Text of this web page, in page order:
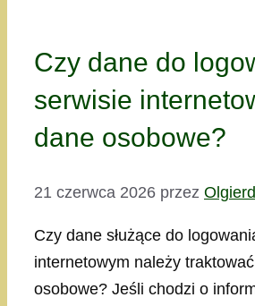
Czy dane do
serwisie
dane osobowe?
21 czerwca 2026 przez
Czy dane służące do
internetowym należy
osobowe? Jeśli chodzi o